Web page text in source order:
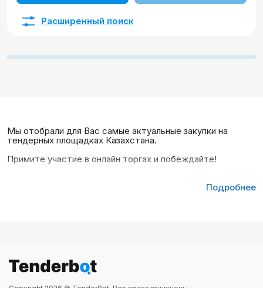
Расширенный поиск
Мы отобрали для Вас самые актуальные закупки на
тендерных площадках Казахстана.
Примите участие в онлайн торгах и побеждайте!
Подробнее